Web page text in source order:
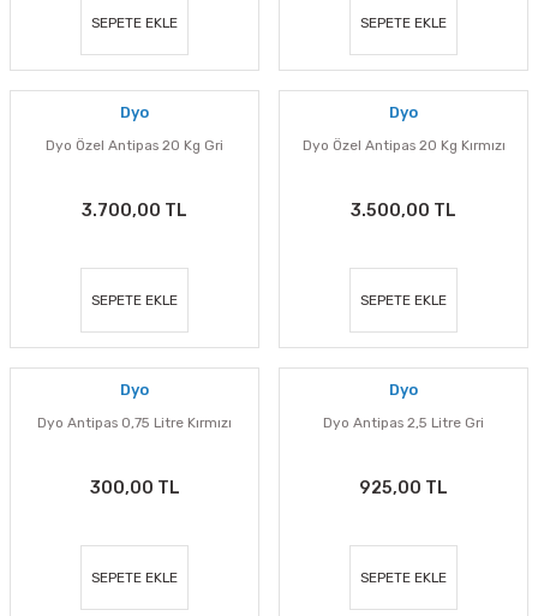
SEPETE EKLE SEPETE EKLE
Dyo
Dyo Özel Antipas 20 Kg Gri
3.700,00 TL
SEPETE EKLE
Dyo
Dyo Özel Antipas 20 Kg Kırmızı
3.500,00 TL
SEPETE EKLE
Dyo
Dyo Antipas 0,75 Litre Kırmızı
300,00 TL
SEPETE EKLE
Dyo
Dyo Antipas 2,5 Litre Gri
925,00 TL
SEPETE EKLE